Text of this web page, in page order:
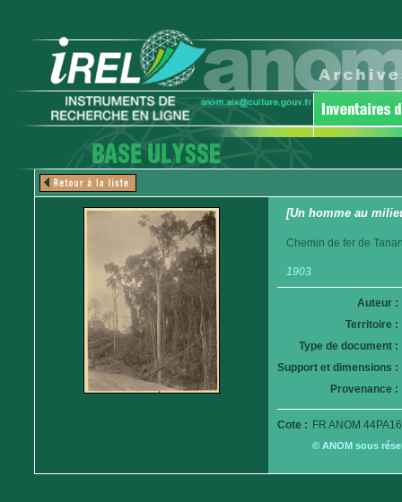
[Un homme au
Chemin de fer de
1903
Auteur :
Territoire :
Type de document :
Support et dimensions :
Provenance :
Cote : FR ANOM
© ANOM sous